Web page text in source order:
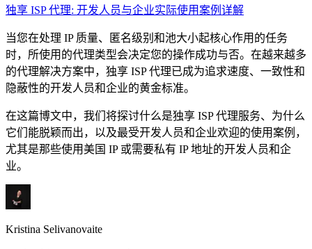
独享 ISP 代理: 开发人员与企业实际使用案例详解
当您在处理 IP 质量、匿名级别和池大小起核心作用的任务
时，所使用的代理类型会决定您的操作成功与否。在越来越多
的代理解决方案中，独享 ISP 代理已成为追求速度、一致性和
隐蔽性的开发人员和企业的黄金标准。
在这篇博文中，我们将探讨什么是独享 ISP 代理服务、为什么
它们能脱颖而出，以及最受开发人员和企业欢迎的使用案例，
尤其是那些使用美国 IP 或需要私有 IP 地址的开发人员和企
业。
Kristina Selivanovaite